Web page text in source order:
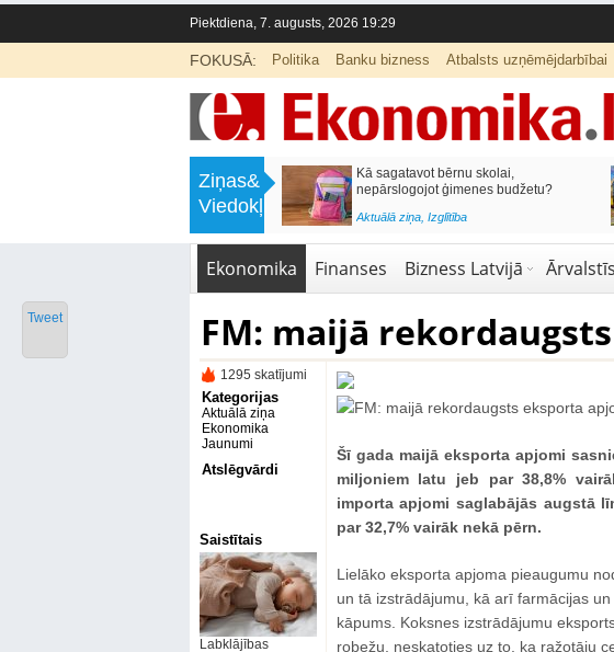
Piektdiena, 7. augusts, 2026 19:29
FOKUSĀ: Politika Banku bizness Atbalsts uzņēmējdarbībai
Ziņas&
Viedokļi
Labklājības ministrija rosina reformēt
un būtiski uzlabot vecāku pabalstu
Kā sagatavot bērnu skolai,
nepārslogojot ģimenes budžetu?
Aktuālā ziņa, Izglītība
Ekonomika Finanses Bizness Latvijā Ārvalstīs
FM: maijā
1295 skatījumi
Kategorijas
Aktuālā ziņa
Ekonomika
Jaunumi
Atslēgvārdi
Saistītais
Labklājības
Šī gada maijā eksporta apjomi
miljoniem latu jeb par 38,8%
importa apjomi saglabājās augstā
par 32,7% vairāk nekā pērn.
Lielāko eksporta apjoma pieaugumu
un tā izstrādājumu, kā arī farmācijas
kāpums. Koksnes izstrādājumu
robežu, neskatoties uz to, ka ražotāju
Tweet